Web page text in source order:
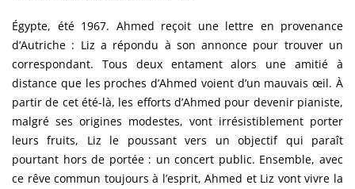
Égypte, été 1967. Ahmed reçoit une lettre en provenance
d’Autriche : Liz a répondu à son annonce pour trouver un
correspondant. Tous deux entament alors une amitié à
distance que les proches d’Ahmed voient d’un mauvais œil. À
partir de cet été-là, les efforts d’Ahmed pour devenir pianiste,
malgré ses origines modestes, vont irrésistiblement porter
leurs fruits, Liz le poussant vers un objectif qui paraît
pourtant hors de portée : un concert public. Ensemble, avec
ce rêve commun toujours à l’esprit, Ahmed et Liz vont vivre la